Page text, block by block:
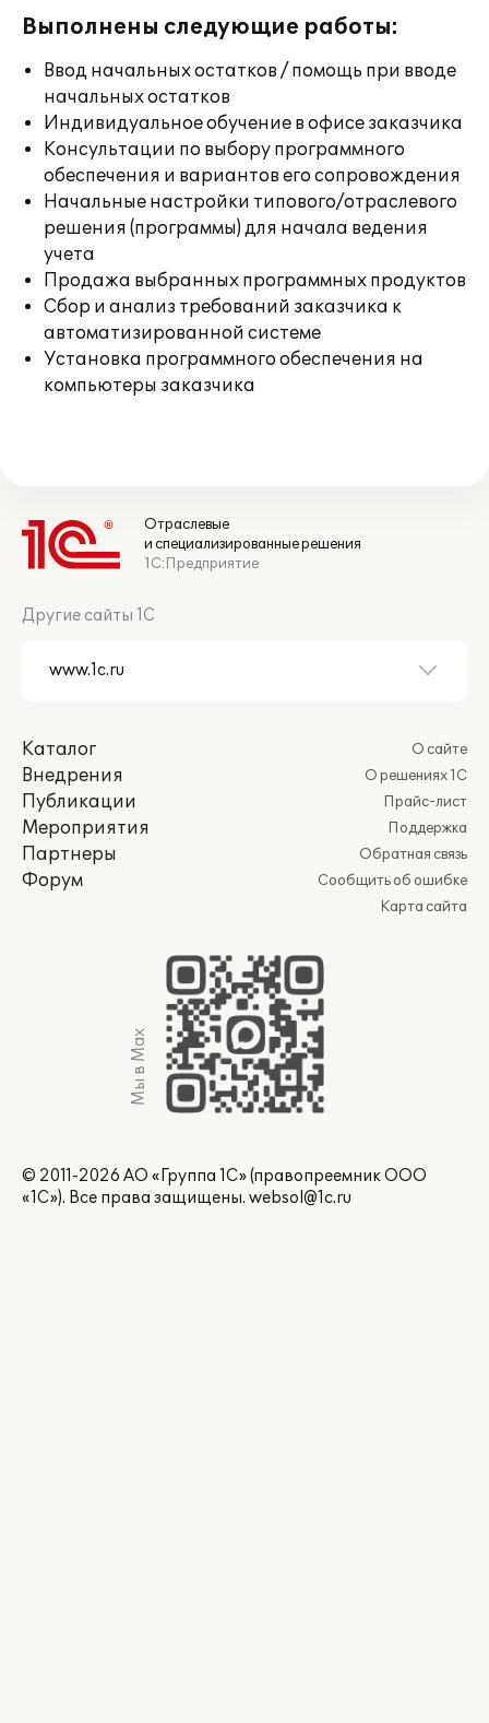
Выполнены следующие работы:
Ввод начальных остатков / помощь при вводе
начальных остатков
Индивидуальное обучение в офисе заказчика
Консультации по выбору программного
обеспечения и вариантов его сопровождения
Начальные настройки типового/отраслевого
решения (программы) для начала ведения
учета
Продажа выбранных программных продуктов
Сбор и анализ требований заказчика к
автоматизированной системе
Установка программного обеспечения на
компьютеры заказчика
Отраслевые
и специализированные решения
1С:Предприятие
Другие сайты 1С
Каталог
Внедрения
Публикации
Мероприятия
Партнеры
Форум
О сайте
О решениях 1С
Прайс-лист
Поддержка
Обратная связь
Сообщить об ошибке
Карта сайта
Мы в Max
© 2011-2026 АО «Группа 1С» (правопреемник ООО
«1С»). Все права защищены. websol@1c.ru